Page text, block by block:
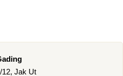
12, Jak Ut